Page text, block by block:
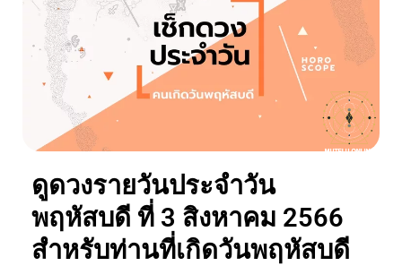
ดูดวงรายวันประจำวัน
พฤหัสบดี ที่ 3 สิงหาคม 2566
สำหรับท่านที่เกิดวันพฤหัสบดี